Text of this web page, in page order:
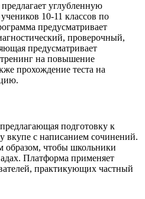
углубленную
10-11 классов по
предусматривает
проверочный,
предусматривает
на повышение
прохождение теста на
подготовку к
вкупе с написанием сочинений.
образом, чтобы школьники
Платформа применяет
практикующих частный